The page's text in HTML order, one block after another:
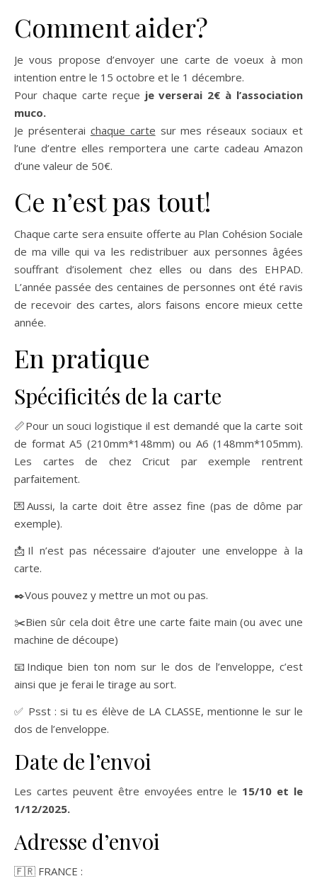
Comment aider?
Je vous propose d’envoyer une carte de voeux à mon
intention entre le 15 octobre et le 1 décembre.
Pour chaque carte reçue je verserai 2€ à l’association
muco.
Je présenterai chaque carte sur mes réseaux sociaux et
l’une d’entre elles remportera une carte cadeau Amazon
d’une valeur de 50€.
Ce n’est pas tout!
Chaque carte sera ensuite offerte au Plan Cohésion Sociale
de ma ville qui va les redistribuer aux personnes âgées
souffrant d’isolement chez elles ou dans des EHPAD.
L’année passée des centaines de personnes ont été ravis
de recevoir des cartes, alors faisons encore mieux cette
année.
En pratique
Spécificités de la carte
📏Pour un souci logistique il est demandé que la carte soit
de format A5 (210mm*148mm) ou A6 (148mm*105mm).
Les cartes de chez Cricut par exemple rentrent
parfaitement.
💌Aussi, la carte doit être assez fine (pas de dôme par
exemple).
📩Il n’est pas nécessaire d’ajouter une enveloppe à la
carte.
✒️Vous pouvez y mettre un mot ou pas.
✂️Bien sûr cela doit être une carte faite main (ou avec une
machine de découpe)
📧Indique bien ton nom sur le dos de l’enveloppe, c’est
ainsi que je ferai le tirage au sort.
✅ Psst : si tu es élève de LA CLASSE, mentionne le sur le
dos de l’enveloppe.
Date de l’envoi
Les cartes peuvent être envoyées entre le 15/10 et le
1/12/2025.
Adresse d’envoi
🇫🇷 FRANCE :